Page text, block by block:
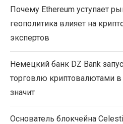
Почему Ethereum уступает
геополитика влияет на
экспертов
Немецкий банк DZ Bank
торговлю криптовалютами в
значит
Основатель блокчейна